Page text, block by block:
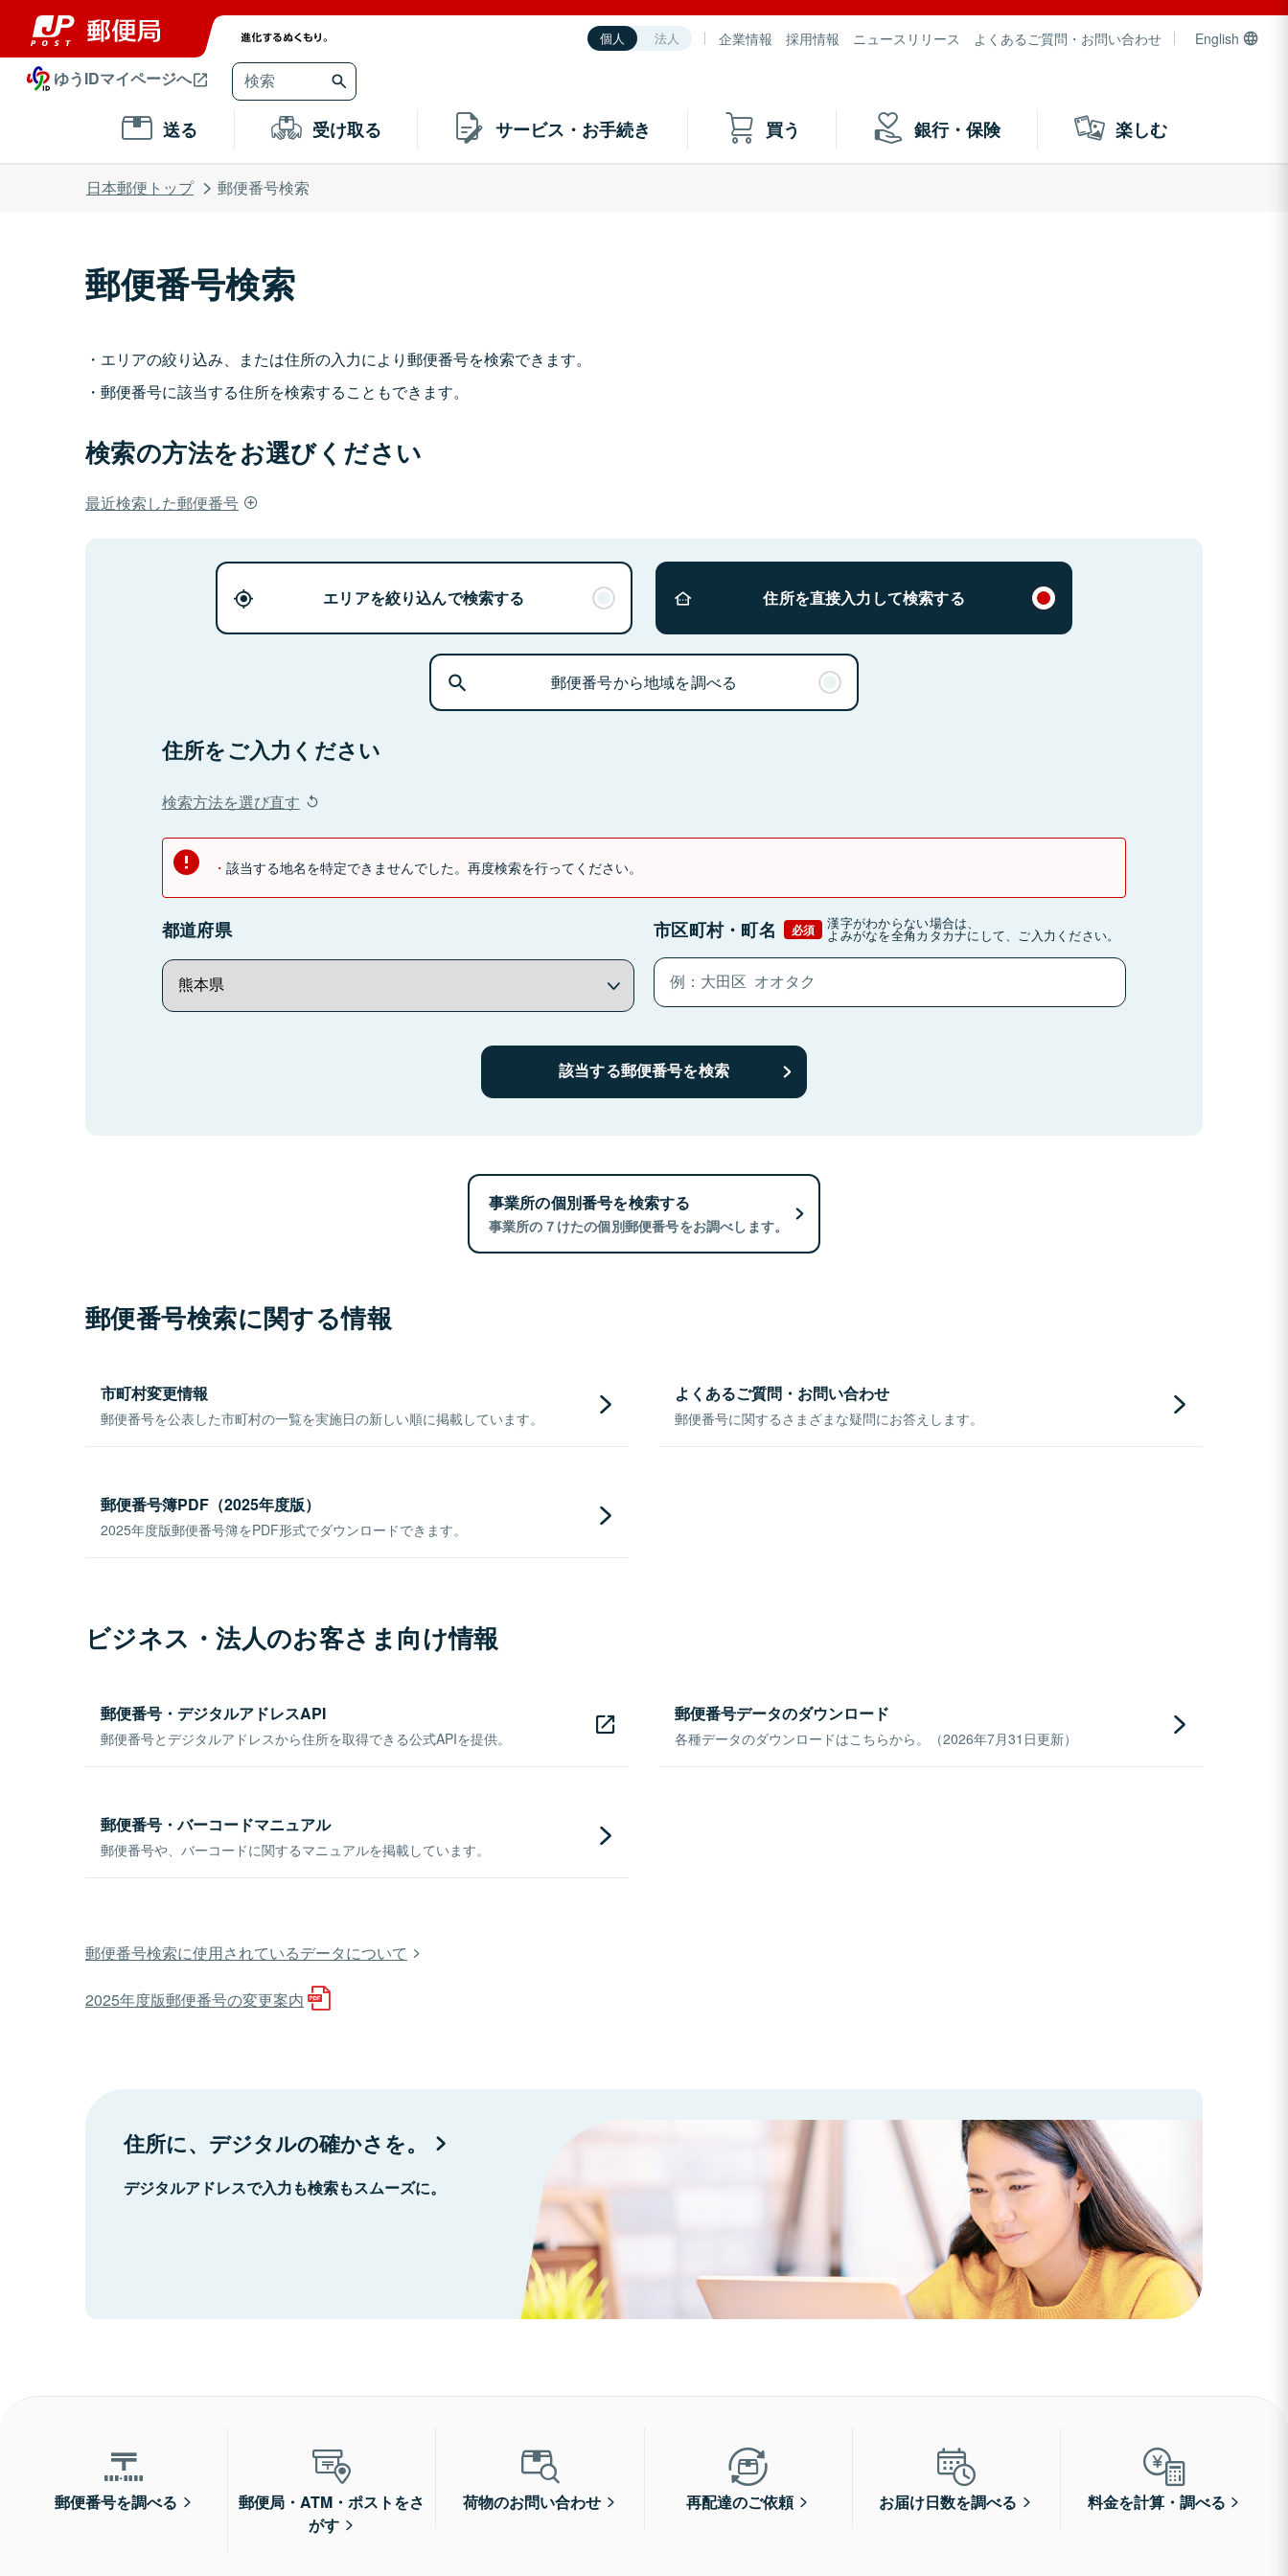
個人 法人 企業情報 採用情報 ニュースリリース よくあるご質問・お問い合わせ English
ゆうIDマイページへ
送る 受け取る サービス・お手続き 買う 銀行・保険 楽しむ
日本郵便トップ 郵便番号検索
郵便番号検索
エリアの絞り込み、または住所の入力により郵便番号を検索できます。
郵便番号に該当する住所を検索することもできます。
検索の方法をお選びください
最近検索した郵便番号
エリアを絞り込んで検索する 住所を直接入力して検索する
郵便番号から地域を調べる
住所をご入力ください
検索方法を選び直す
該当する地名を特定できませんでした。再度検索を行ってください。
都道府県 市区町村・町名 必須 漢字がわからない場合は、
よみがなを全角カタカナにして、ご入力ください。
該当する郵便番号を検索
事業所の個別番号を検索する
事業所の７けたの個別郵便番号をお調べします。
郵便番号検索に関する情報
市町村変更情報
郵便番号を公表した市町村の一覧を実施日の新しい順に掲載しています。
よくあるご質問・お問い合わせ
郵便番号に関するさまざまな疑問にお答えします。
郵便番号簿PDF（2025年度版）
2025年度版郵便番号簿をPDF形式でダウンロードできます。
ビジネス・法人のお客さま向け情報
郵便番号・デジタルアドレスAPI
郵便番号とデジタルアドレスから住所を取得できる公式APIを提供。
郵便番号データのダウンロード
各種データのダウンロードはこちらから。（2026年7月31日更新）
郵便番号・バーコードマニュアル
郵便番号や、バーコードに関するマニュアルを掲載しています。
郵便番号検索に使用されているデータについて
2025年度版郵便番号の変更案内
住所に、デジタルの確かさを。
デジタルアドレスで入力も検索もスムーズに。
郵便番号を調べる
郵便局・ATM・ポストをさ
がす
荷物のお問い合わせ 再配達のご依頼 お届け日数を調べる 料金を計算・調べる